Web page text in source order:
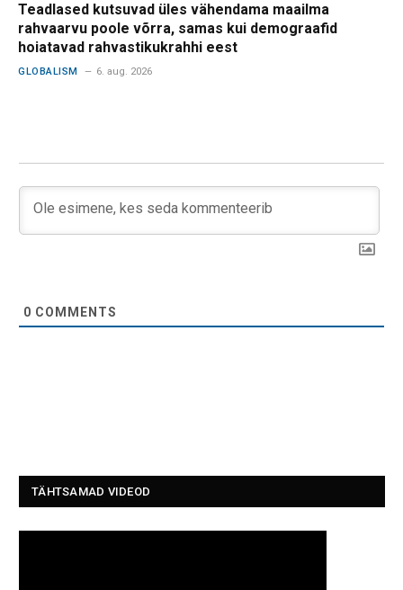
Teadlased kutsuvad üles vähendama maailma
rahvaarvu poole võrra, samas kui demograafid
hoiatavad rahvastikukrahhi eest
GLOBALISM 6. aug. 2026
0 COMMENTS
TÄHTSAMAD VIDEOD